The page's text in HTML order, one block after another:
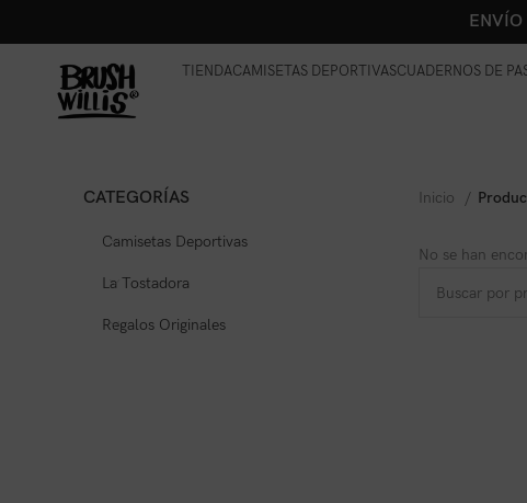
TIENDACAMISETAS DEPORTIVASCUADERNOS DE
CATEGORÍAS
Camisetas Deportivas
La Tostadora
Regalos Originales
Inicio
No se han